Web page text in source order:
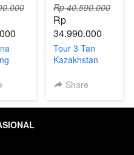
Rp 40.590.000
Rp
34.990.000
Tour 3 Tan
Kazakhstan
Kyrgyzstan 9
Share